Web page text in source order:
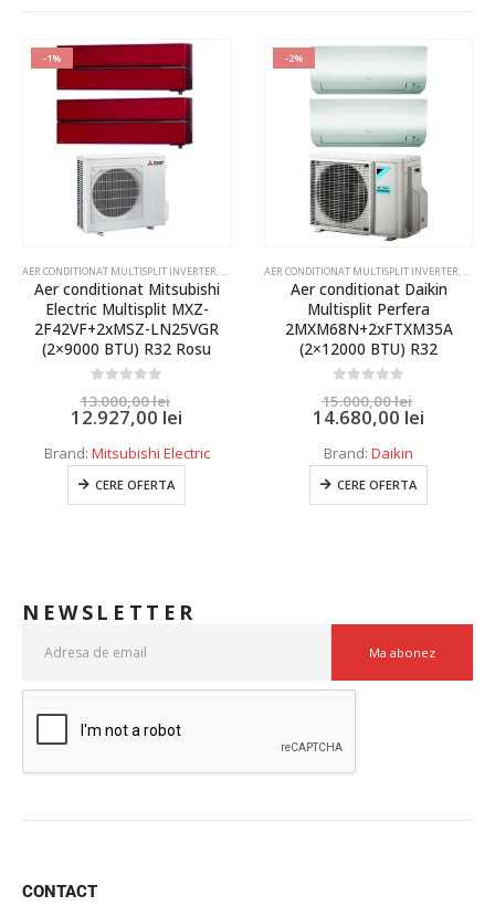
INTERNEMULTISPLIT MITSUBISHI SI DAIKIN 4 UNITATI INTERNE
-1%
AER CONDITIONAT MULTISPLIT INVERTER, AER CONDITIONAT MULTISPLIT MITSUBISHI SI DAIKIN 2
Aer conditionat Mitsubishi
Electric Multisplit MXZ-
2F42VF+2xMSZ-LN25VGR
(2×9000 BTU) R32 Rosu
13.000,00lei
12.927,00 lei
Brand: Mitsubishi Electric
CERE OFERTA
-2%
AER CONDITIONAT MULTISPLIT INVERTER, AER
Aer conditionat Daikin
Multisplit Perfera
2MXM68N+2xFTXM35A
(2×12000 BTU) R32
15.000,00lei
14.680,00 lei
Brand: Daikin
CERE OFERTA
NEWSLETTER
CONTACT